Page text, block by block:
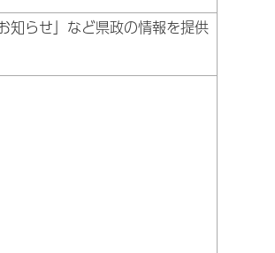
知らせ」など県政の情報を提供